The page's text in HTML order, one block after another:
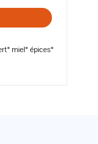
miel* épices*